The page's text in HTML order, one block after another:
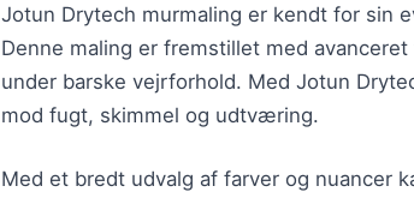
Jotun Drytech murmaling er kendt for sin
Denne maling er fremstillet med
under barske vejrforhold. Med Jotun
mod fugt, skimmel og udtværing.
Med et bredt udvalg af farver og nuancer